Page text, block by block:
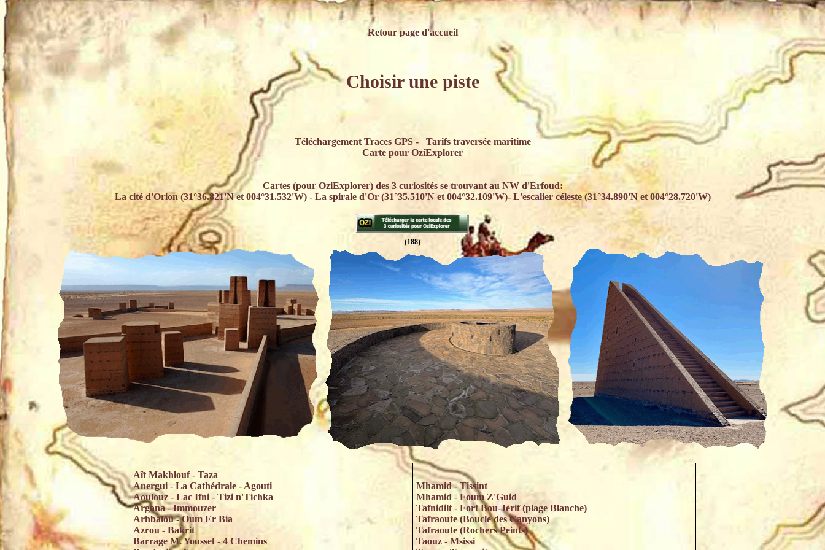
Retour page d'accueil
Choisir une piste
Téléchargement Traces GPS -
Tarifs traversée maritime
Carte pour OziExplorer
Cartes (pour OziExplorer) des 3 curiosités se trouvant au NW d'Erfoud:
La cité d'Orion (31°36.821'N et 004°31.532'W) - La spirale d'Or (31°35.510'N et 004°32.109'W)- L'escalier céleste (31°34.890'N et 004°28.720'W)
(188)
Aît Makhlouf - Taza
Anergui - La Cathédrale - Agouti
Aoulouz - Lac Ifni - Tizi n'Tichka
Argana - Immouzer
Arhbalou - Oum Er Bia
Azrou - Bakrit
Barrage M. Youssef - 4 Chemins
Mhamid - Tissint
Mhamid - Foum Z'Guid
Tafnidilt - Fort Bou-Jérif (plage Blanche)
Tafraoute (Boucle des Canyons)
Tafraoute (Rochers Peints)
Taouz - Msissi